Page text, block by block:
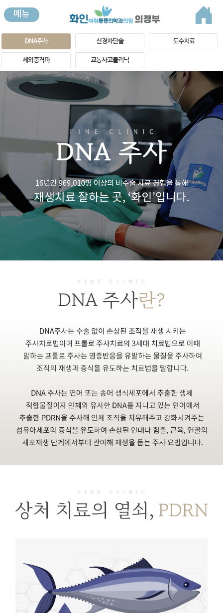
메뉴
DNA주사 신경차단술 도수치료
체외충격파 교통사고클리닉